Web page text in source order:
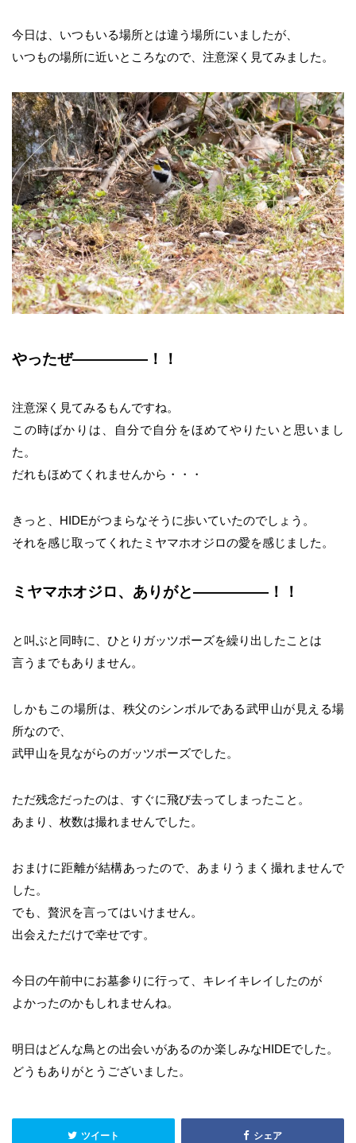
今日は、いつもいる場所とは違う場所にいましたが、
いつもの場所に近いところなので、注意深く見てみました。
やったぜ―――――！！
注意深く見てみるもんですね。
この時ばかりは、自分で自分をほめてやりたいと思いまし
た。
だれもほめてくれませんから・・・
きっと、HIDEがつまらなそうに歩いていたのでしょう。
それを感じ取ってくれたミヤマホオジロの愛を感じました。
ミヤマホオジロ、ありがと―――――！！
と叫ぶと同時に、ひとりガッツポーズを繰り出したことは
言うまでもありません。
しかもこの場所は、秩父のシンボルである武甲山が見える場
所なので、
武甲山を見ながらのガッツポーズでした。
ただ残念だったのは、すぐに飛び去ってしまったこと。
あまり、枚数は撮れませんでした。
おまけに距離が結構あったので、あまりうまく撮れませんで
した。
でも、贅沢を言ってはいけません。
出会えただけで幸せです。
今日の午前中にお墓参りに行って、キレイキレイしたのが
よかったのかもしれませんね。
明日はどんな鳥との出会いがあるのか楽しみなHIDEでした。
どうもありがとうございました。
ツイート シェア